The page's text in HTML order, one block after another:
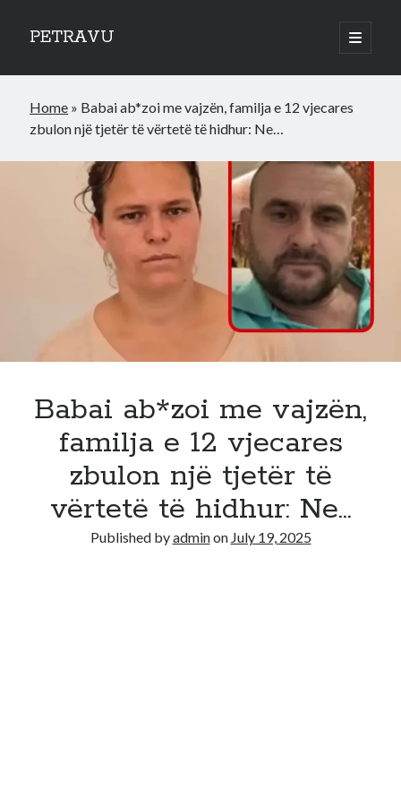
PETRAVU
open
primary
Sidebar
Bank
Credit Cards
Home » Babai ab*zoi me vajzën, familja e 12 vjecares
zbulon një tjetër të vërtetë të hidhur: Ne…
Babai ab*zoi me vajzën,
familja e 12 vjecares
zbulon një tjetër të
vërtetë të hidhur: Ne…
Published byadminon July 19, 2025